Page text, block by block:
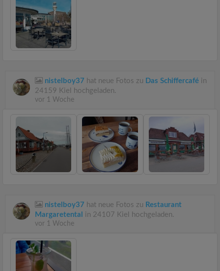
nistelboy37 hat neue Fotos zu Das Schiffercafé in
24159 Kiel hochgeladen.
vor 1 Woche
nistelboy37 hat neue Fotos zu Restaurant
Margaretental
in 24107 Kiel hochgeladen.
vor 1 Woche